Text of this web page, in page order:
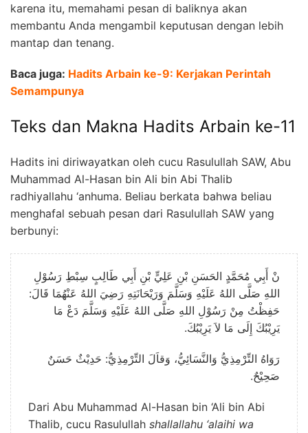
karena itu, memahami pesan di baliknya akan
membantu Anda mengambil keputusan dengan lebih
mantap dan tenang.
Baca juga: Hadits Arbain ke-9: Kerjakan Perintah
Semampunya
Teks dan Makna Hadits Arbain ke-11
Hadits ini diriwayatkan oleh cucu Rasulullah SAW, Abu
Muhammad Al-Hasan bin Ali bin Abi Thalib
radhiyallahu ‘anhuma. Beliau berkata bahwa beliau
menghafal sebuah pesan dari Rasulullah SAW yang
berbunyi:
نْ أَبِي مُحَمَّدٍ الحَسَنِ بْنِ عَلِيٍّ بْنِ أَبِي طَالِبٍ سِبْطِ رَسُوْلِ
اللهِ صَلَّى اللهُ عَلَيْهِ وَسَلَّمَ وَرَيْحَانَتِهِ رَضِيَ اللهُ عَنْهُمَا قَالَ:
حَفِظْتُ مِنْ رَسُوْلِ اللهِ صَلَّى اللهُ عَلَيْهِ وَسَلَّمَ دَعْ مَا
يَرِيْبُكَ إِلَى مَا لاَ يَرِيْبُكَ.
رَوَاهُ التِّرْمِذِيُّ وَالنَّسَائِيُّ، وَقاَلَ التِّرْمِذِيُّ: حَدِيْثٌ حَسَنٌ
صَحِيْحٌ.
Dari Abu Muhammad Al-Hasan bin ‘Ali bin Abi
Thalib, cucu Rasulullah shallallahu ‘alaihi wa